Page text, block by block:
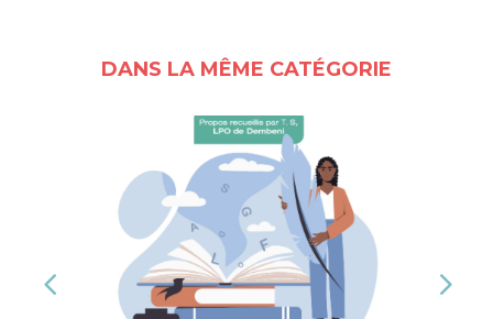
DANS LA MÊME CATÉGORIE